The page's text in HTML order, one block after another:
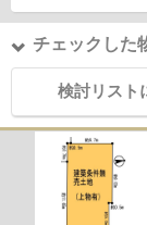
チェックした
検討リスト